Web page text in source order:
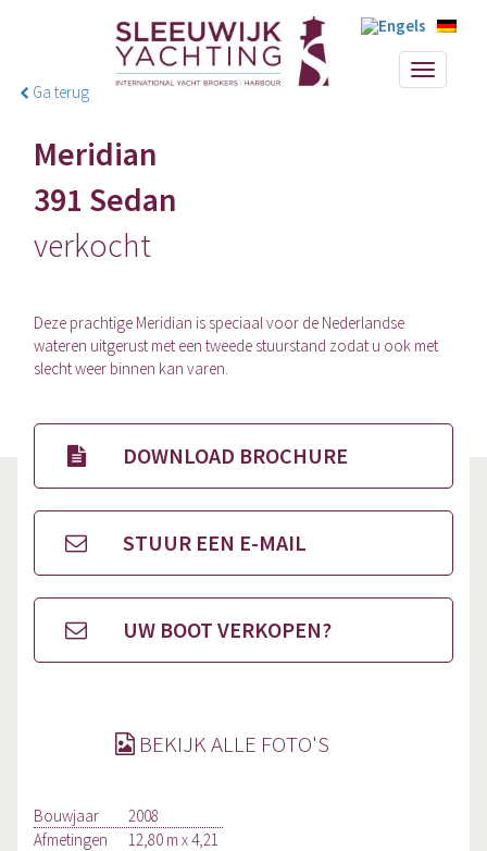
Toggle
Ga terug
Meridian
391 Sedan
verkocht
Deze prachtige Meridian is speciaal voor de Nederlandse
wateren uitgerust met een tweede stuurstand zodat u ook met
slecht weer binnen kan varen.
DOWNLOAD BROCHURE
STUUR EEN E-MAIL
UW BOOT VERKOPEN?
BEKIJK ALLE FOTO'S
Bouwjaar
2008
Afmetingen
12,80 m x 4,21